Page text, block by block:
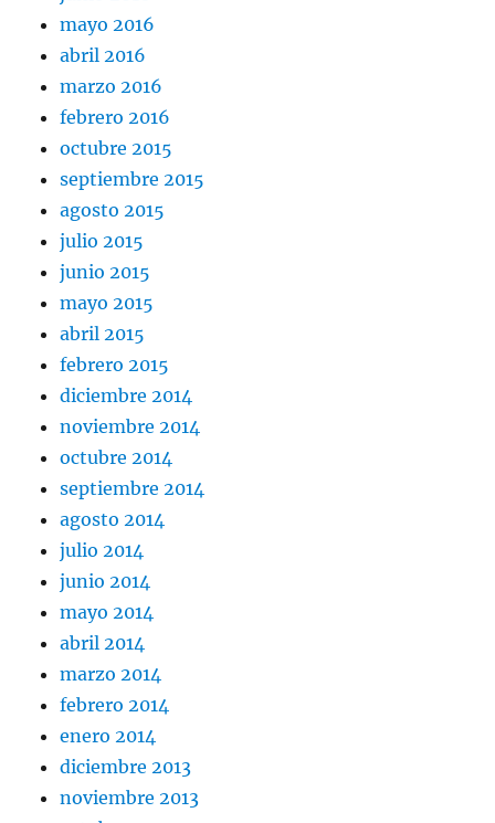
mayo 2016
abril 2016
marzo 2016
febrero 2016
octubre 2015
septiembre 2015
agosto 2015
julio 2015
junio 2015
mayo 2015
abril 2015
febrero 2015
diciembre 2014
noviembre 2014
octubre 2014
septiembre 2014
agosto 2014
julio 2014
junio 2014
mayo 2014
abril 2014
marzo 2014
febrero 2014
enero 2014
diciembre 2013
noviembre 2013